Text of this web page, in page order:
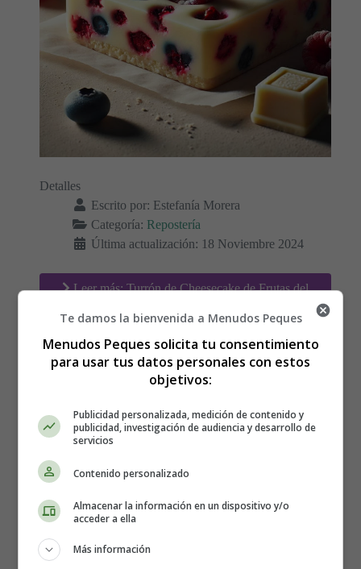
Detalles
Escrito por: Estefanía Morera
Categoría: Repostería
Última actualización: 18 Noviembre 2024
Leer más: Turrón de Cheesecake de Frutas del
Turrón de Café con Leche y
Avellanas 😋
Te damos la bienvenida a Menudos Peques
Menudos Peques solicita tu consentimiento
para usar tus datos personales con estos
objetivos:
Publicidad personalizada, medición de contenido y
publicidad, investigación de audiencia y desarrollo de
servicios
Contenido personalizado
Almacenar la información en un dispositivo y/o
acceder a ella
Más información